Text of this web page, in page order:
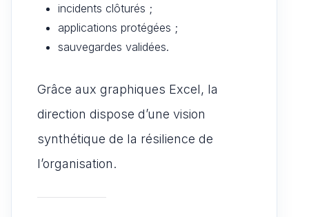
incidents clôturés ;
applications protégées ;
sauvegardes validées.
Grâce aux graphiques Excel, la
direction dispose d’une vision
synthétique de la résilience de
l’organisation.